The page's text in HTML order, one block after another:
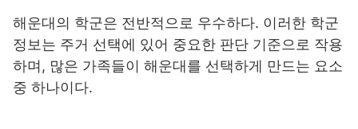
해운대의 학군은 전반적으로 우수하다. 이러한 학군
정보는 주거 선택에 있어 중요한 판단 기준으로 작용
하며, 많은 가족들이 해운대를 선택하게 만드는 요소
중 하나이다.